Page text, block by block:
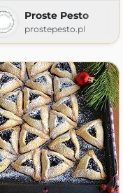
Proste Pesto
prostepesto.pl